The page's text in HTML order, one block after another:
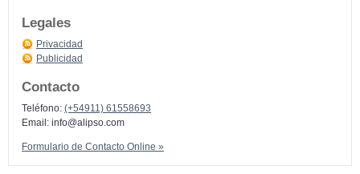
Legales
Privacidad
Publicidad
Contacto
Teléfono: (+54911) 61558693
Email: info@alipso.com
Formulario de Contacto Online »